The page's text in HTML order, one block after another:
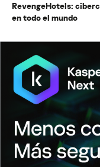
RevengeHotels:
en todo el mundo